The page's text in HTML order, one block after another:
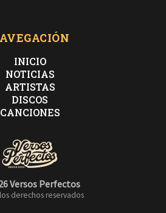
INICIO
NOTICIAS
ARTISTAS
DISCOS
CANCIONES
Versos Perfectos
derechos reservados